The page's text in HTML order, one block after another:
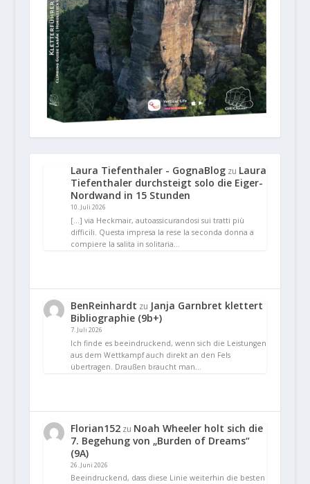
Laura Tiefenthaler - GognaBlogzu Laura
Tiefenthaler durchsteigt solo die Eiger-
Nordwand in 15 Stunden
10. Juli 2026
[…] via Heckmair, autoassicurandosi sui tratti più
difficili. Questa impresa la rese la seconda donna a
compiere la salita in solitaria…
BenReinhardt zu Janja Garnbret klettert
Bibliographie (9b+)
7. Juli 2026
Ich finde es beeindruckend, wenn sich die Leistungen
aus dem Wettkampf auch direkt an den Fels
übertragen. Draußen braucht man…
Florian152zu Noah Wheeler holt sich die
7. Begehung von „Burden of Dreams“
(9A)
26. Juni 2026
Beeindruckend, dass diese Linie weiterhin die besten